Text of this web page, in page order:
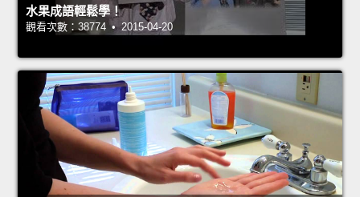
水果成語輕鬆學！
觀看次數：38774 • 2015-04-20